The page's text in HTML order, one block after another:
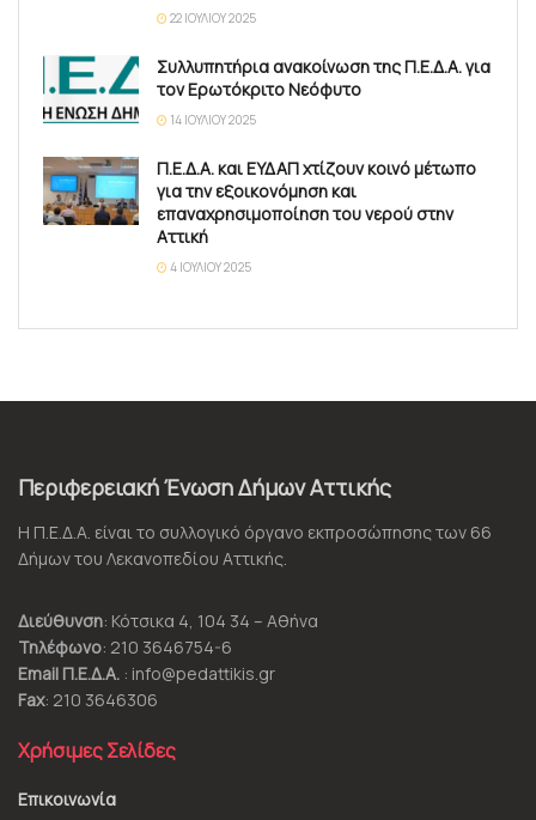
22 ΙΟΥΛΊΟΥ 2025
Συλλυπητήρια ανακοίνωση της Π.Ε.Δ.Α. για
τον Ερωτόκριτο Νεόφυτο
14 ΙΟΥΛΊΟΥ 2025
Π.Ε.Δ.Α. και ΕΥΔΑΠ χτίζουν κοινό μέτωπο
για την εξοικονόμηση και
επαναχρησιμοποίηση του νερού στην
Αττική
4 ΙΟΥΛΊΟΥ 2025
Περιφερειακή Ένωση Δήμων Αττικής
Η Π.Ε.Δ.Α. είναι το συλλογικό όργανο εκπροσώπησης των 66
Δήμων του Λεκανοπεδίου Αττικής.
Διεύθυνση: Κότσικα 4, 104 34 – Αθήνα
Τηλέφωνο: 210 3646754-6
Email Π.Ε.Δ.Α. : info@pedattikis.gr
Fax: 210 3646306
Χρήσιμες Σελίδες
Επικοινωνία